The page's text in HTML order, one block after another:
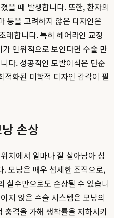
을 때 발생합니다. 또한, 환자의
등을 고려하지 않은 디자인은
래합니다. 특히 헤어라인 교정
인위적으로 보인다면 수술 만
다. 성공적인 모발이식은 단순
적화된 미학적 디자인 감각이 필
손상
치에서 얼마나 잘 살아남아 성
. 모낭은 매우 섬세한 조직으로,
실수만으로도 손상될 수 있습니
지 않은 수술 시스템은 모낭의
충격을 가해 생착률을 저하시키